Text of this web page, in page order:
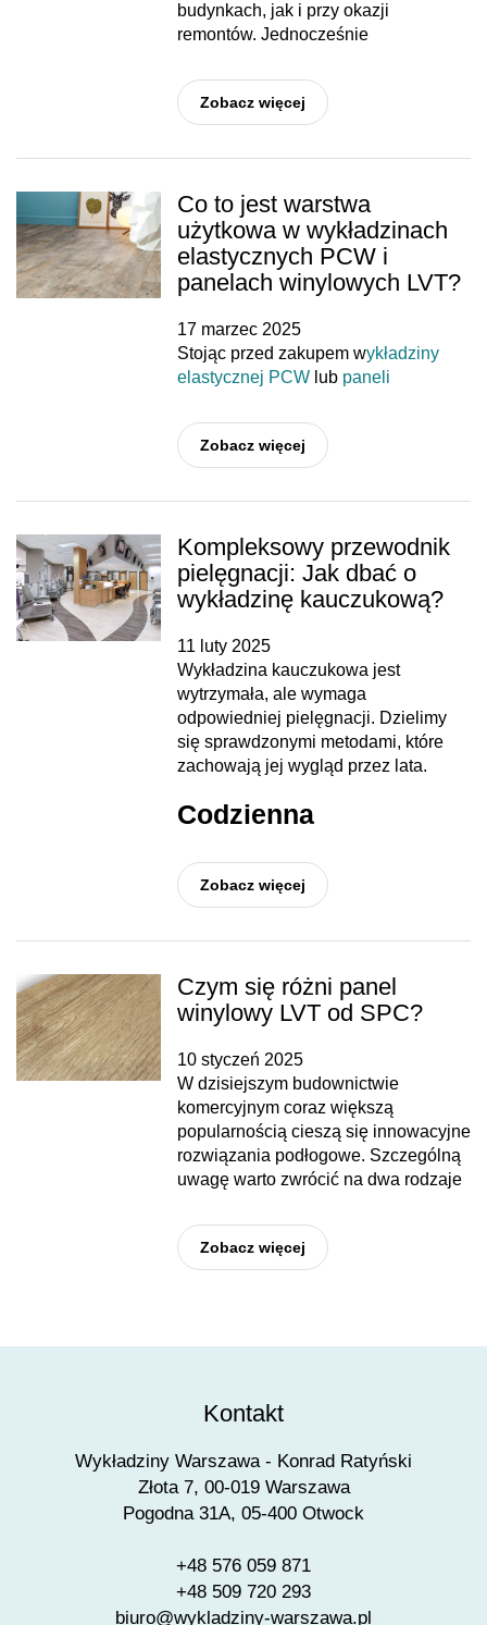
budynkach, jak i przy okazji
remontów. Jednocześnie
Zobacz więcej
Co to jest warstwa
użytkowa w wykładzinach
elastycznych PCW i
panelach winylowych LVT?
17 marzec 2025
Stojąc przed zakupem wykładziny
elastycznej PCW lub paneli
Zobacz więcej
Kompleksowy przewodnik
pielęgnacji: Jak dbać o
wykładzinę kauczukową?
11 luty 2025
Wykładzina kauczukowa jest
wytrzymała, ale wymaga
odpowiedniej pielęgnacji. Dzielimy
się sprawdzonymi metodami, które
zachowają jej wygląd przez lata.
Codzienna
Zobacz więcej
Czym się różni panel
winylowy LVT od SPC?
10 styczeń 2025
W dzisiejszym budownictwie
komercyjnym coraz większą
popularnością cieszą się innowacyjne
rozwiązania podłogowe. Szczególną
uwagę warto zwrócić na dwa rodzaje
Zobacz więcej
Kontakt
Wykładziny Warszawa - Konrad Ratyński
Złota 7, 00-019 Warszawa
Pogodna 31A, 05-400 Otwock
+48 576 059 871
+48 509 720 293
biuro@wykladziny-warszawa.pl